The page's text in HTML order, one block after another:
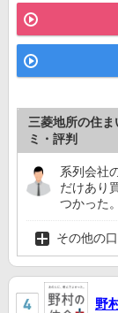
三菱地所の住
ミ・評判
系列会社
だけあり
つかった
その他の
野